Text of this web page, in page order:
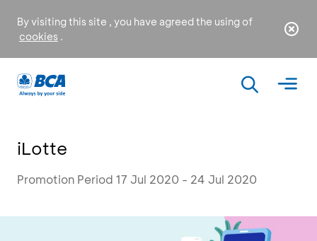
By visiting this site , you have agreed the using of
cookies .
iLotte
Promotion Period 17 Jul 2020 - 24 Jul 2020